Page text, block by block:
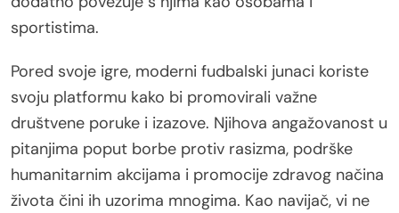
sportistima.
Pored svoje igre, moderni fudbalski junaci koriste
svoju platformu kako bi promovirali važne
društvene poruke i izazove. Njihova angažovanost u
pitanjima poput borbe protiv rasizma, podrške
humanitarnim akcijama i promocije zdravog načina
života čini ih uzorima mnogima. Kao navijač, vi ne